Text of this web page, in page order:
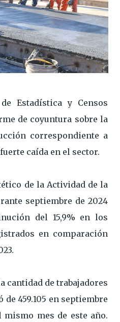
Estadística y Censos
de coyuntura sobre la
correspondiente a
caída en el sector.
de la Actividad de la
septiembre de 2024
del 15,9% en los
en comparación
cantidad de trabajadores
459.105 en septiembre
mismo mes de este año.